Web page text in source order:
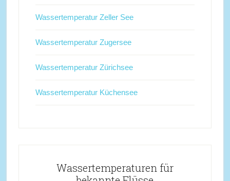
Wassertemperatur Zeller See
Wassertemperatur Zugersee
Wassertemperatur Zürichsee
Wassertemperatur Küchensee
Wassertemperaturen für